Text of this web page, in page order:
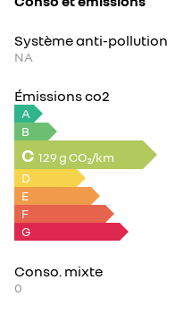
Système anti-pollution
NA
Émissions co2
A
B
C 129 g CO₂/km
D
E
F
G
Conso. mixte
0